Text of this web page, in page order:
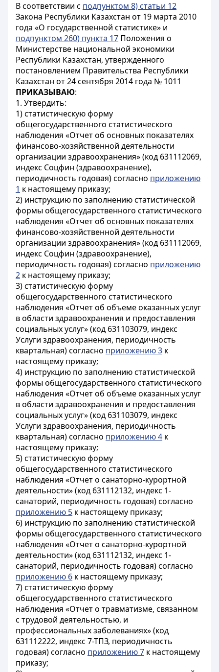
В соответствии с подпунктом 8) статьи 12
Закона Республики Казахстан от 19 марта 2010
года «О государственной статистике» и
подпунктом 260) пункта 17 Положения о
Министерстве национальной экономики
Республики Казахстан, утвержденного
постановлением Правительства Республики
Казахстан от 24 сентября 2014 года № 1011
ПРИКАЗЫВАЮ:
1. Утвердить:
1) статистическую форму
общегосударственного статистического
наблюдения «Отчет об основных показателях
финансово-хозяйственной деятельности
организации здравоохранения» (код 631112069,
индекс Соцфин (здравоохранение),
периодичность годовая) согласно приложению
1 к настоящему приказу;
2) инструкцию по заполнению статистической
формы общегосударственного статистического
наблюдения «Отчет об основных показателях
финансово-хозяйственной деятельности
организации здравоохранения» (код 631112069,
индекс Соцфин (здравоохранение),
периодичность годовая) согласно приложению
2 к настоящему приказу;
3) статистическую форму
общегосударственного статистического
наблюдения «Отчет об объеме оказанных услуг
в области здравоохранения и предоставления
социальных услуг» (код 631103079, индекс
Услуги здравоохранения, периодичность
квартальная) согласно приложению 3 к
настоящему приказу;
4) инструкцию по заполнению статистической
формы общегосударственного статистического
наблюдения «Отчет об объеме оказанных услуг
в области здравоохранения и предоставления
социальных услуг» (код 631103079, индекс
Услуги здравоохранения, периодичность
квартальная) согласно приложению 4 к
настоящему приказу;
5) статистическую форму
общегосударственного статистического
наблюдения «Отчет о санаторно-курортной
деятельности» (код 631112132, индекс 1-
санаторий, периодичность годовая) согласно
приложению 5 к настоящему приказу;
6) инструкцию по заполнению статистической
формы общегосударственного статистического
наблюдения «Отчет о санаторно-курортной
деятельности» (код 631112132, индекс 1-
санаторий, периодичность годовая) согласно
приложению 6 к настоящему приказу;
7) статистическую форму
общегосударственного статистического
наблюдения «Отчет о травматизме, связанном
с трудовой деятельностью, и
профессиональных заболеваниях» (код
631112222, индекс 7-ТПЗ, периодичность
годовая) согласно приложению 7 к настоящему
приказу;